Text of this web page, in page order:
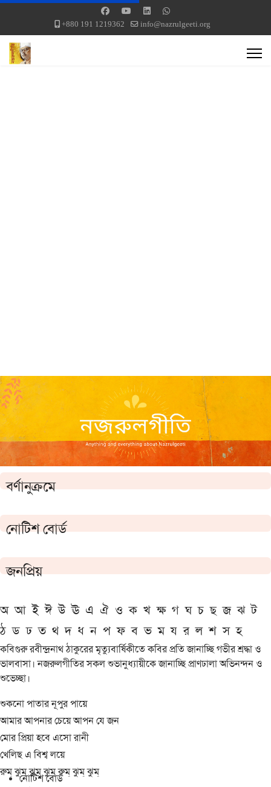
+880 191 1219362 info@nazrulgeeti.org
বর্ণানুক্রমে
নোটিশ বোর্ড
জনপ্রিয়
অ আ ই ঈ উ ঊ এ ঐ ও ক খ ক্ষ গ ঘ চ ছ জ ঝ ট
ঠ ড ঢ ত থ দ ধ ন প ফ ব ভ ম য র ল শ স হ
কবিগুরু রবীন্দ্রনাথ ঠাকুরের মৃত্যুবার্ষিকীতে কবির প্রতি জানাচ্ছি গভীর শ্রদ্ধা ও
ভালবাসা। নজরুলগীতির সকল শুভানুধ্যায়ীকে জানাচ্ছি প্রাণঢালা অভিনন্দন ও
শুভেচ্ছা।
শুকনো পাতার নূপুর পায়ে
আমার আপনার চেয়ে আপন যে জন
মোর প্রিয়া হবে এসো রানী
খেলিছ এ বিশ্ব লয়ে
রুম্ ঝুম্ ঝুম্ ঝুম্ রুম্ ঝুম্ ঝুম্
নোটিশ বোর্ড